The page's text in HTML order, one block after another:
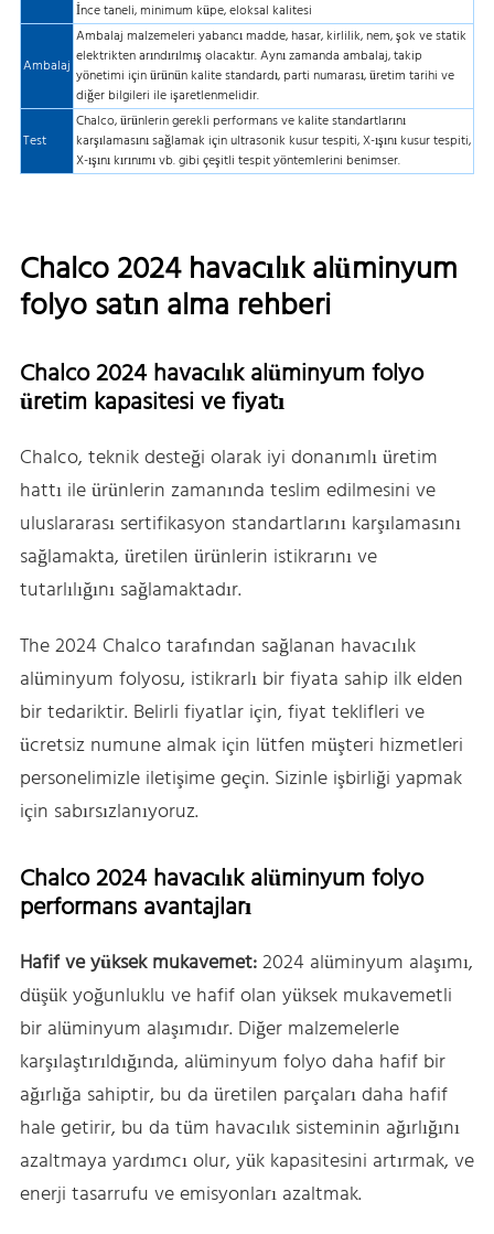
İnce taneli, minimum küpe, eloksal kalitesi
Ambalaj
Ambalaj malzemeleri yabancı madde, hasar, kirlilik, nem, şok ve statik
elektrikten arındırılmış olacaktır. Aynı zamanda ambalaj, takip
yönetimi için ürünün kalite standardı, parti numarası, üretim tarihi ve
diğer bilgileri ile işaretlenmelidir.
Test
Chalco, ürünlerin gerekli performans ve kalite standartlarını
karşılamasını sağlamak için ultrasonik kusur tespiti, X-ışını kusur tespiti,
X-ışını kırınımı vb. gibi çeşitli tespit yöntemlerini benimser.
Chalco 2024 havacılık alüminyum
folyo satın alma rehberi
Chalco 2024 havacılık alüminyum folyo
üretim kapasitesi ve fiyatı
Chalco, teknik desteği olarak iyi donanımlı üretim
hattı ile ürünlerin zamanında teslim edilmesini ve
uluslararası sertifikasyon standartlarını karşılamasını
sağlamakta, üretilen ürünlerin istikrarını ve
tutarlılığını sağlamaktadır.
The 2024 Chalco tarafından sağlanan havacılık
alüminyum folyosu, istikrarlı bir fiyata sahip ilk elden
bir tedariktir. Belirli fiyatlar için, fiyat teklifleri ve
ücretsiz numune almak için lütfen müşteri hizmetleri
personelimizle iletişime geçin. Sizinle işbirliği yapmak
için sabırsızlanıyoruz.
Chalco 2024 havacılık alüminyum folyo
performans avantajları
Hafif ve yüksek mukavemet:2024 alüminyum alaşımı,
düşük yoğunluklu ve hafif olan yüksek mukavemetli
bir alüminyum alaşımıdır. Diğer malzemelerle
karşılaştırıldığında, alüminyum folyo daha hafif bir
ağırlığa sahiptir, bu da üretilen parçaları daha hafif
hale getirir, bu da tüm havacılık sisteminin ağırlığını
azaltmaya yardımcı olur, yük kapasitesini artırmak, ve
enerji tasarrufu ve emisyonları azaltmak.